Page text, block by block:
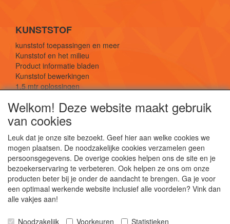
KUNSTSTOF
kunststof toepassingen en meer
Kunststof en het milieu
Product informatie bladen
Kunststof bewerkingen
1,5 mtr oplossingen
SOCIALE MEDIA
De webshop voor kunststof platen, folies, buizen
Kunststof bewerkingen, productontwerp en
Welkom! Deze website maakt gebruik
van cookies
Leuk dat je onze site bezoekt. Geef hier aan welke cookies we
mogen plaatsen. De noodzakelijke cookies verzamelen geen
persoonsgegevens. De overige cookies helpen ons de site en je
bezoekerservaring te verbeteren. Ook helpen ze ons om onze
producten beter bij je onder de aandacht te brengen. Ga je voor
een optimaal werkende website inclusief alle voordelen? Vink dan
alle vakjes aan!
Noodzakelijk Voorkeuren Statistieken